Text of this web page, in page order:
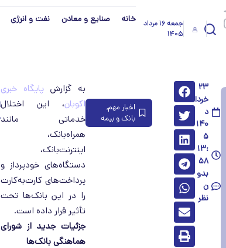
جمعه ۱۶ مرداد
۱۴۰۵
خانه صنایع و معادن نفت و انرژی
۲۳
خردا
د
۱۴۰
۵
۱۳:
۵۸
بدو
ن
نظر
اخبار مهم,
بانک و بیمه
به گزارشپایگاه خبری
اکوبان، این اختلال
خدماتی مانند
همراه‌بانک،
اینترنت‌بانک،
دستگاه‌های خودپرداز و
پرداخت‌های کارت‌به‌کارت
را در این بانک‌ها تحت
تأثیر قرار داده است.
جزئیات جدید از شورای
هماهنگی بانک‌ها